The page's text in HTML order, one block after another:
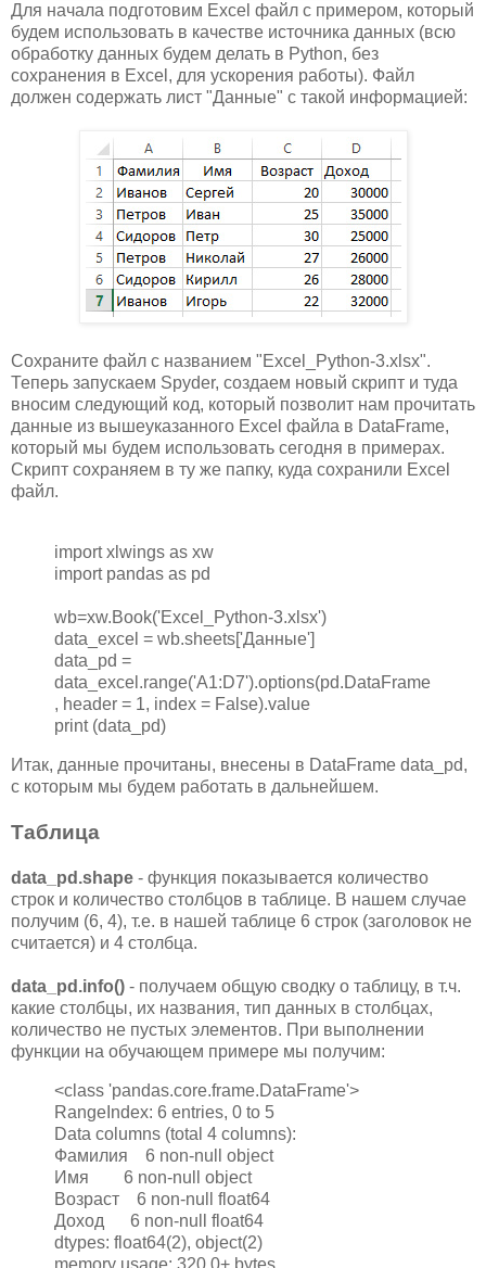
Для начала подготовим Excel файл с примером, который
будем использовать в качестве источника данных (всю
обработку данных будем делать в Python, без
сохранения в Excel, для ускорения работы). Файл
должен содержать лист "Данные" с такой информацией:
Сохраните файл с названием "Excel_Python-3.xlsx".
Теперь запускаем Spyder, создаем новый скрипт и туда
вносим следующий код, который позволит нам прочитать
данные из вышеуказанного Excel файла в DataFrame,
который мы будем использовать сегодня в примерах.
Скрипт сохраняем в ту же папку, куда сохранили Excel
файл.
import xlwings as xw
import pandas as pd
wb=xw.Book('Excel_Python-3.xlsx')
data_excel = wb.sheets['Данные']
data_pd =
data_excel.range('A1:D7').options(pd.DataFrame
, header = 1, index = False).value
print (data_pd)
Итак, данные прочитаны, внесены в DataFrame data_pd,
с которым мы будем работать в дальнейшем.
Таблица
data_pd.shape - функция показывается количество
строк и количество столбцов в таблице. В нашем случае
получим (6, 4), т.е. в нашей таблице 6 строк (заголовок не
считается) и 4 столбца.
data_pd.info() - получаем общую сводку о таблицу, в т.ч.
какие столбцы, их названия, тип данных в столбцах,
количество не пустых элементов. При выполнении
функции на обучающем примере мы получим:
<class 'pandas.core.frame.DataFrame'>
RangeIndex: 6 entries, 0 to 5
Data columns (total 4 columns):
Фамилия 6 non-null object
Имя 6 non-null object
Возраст 6 non-null float64
Доход 6 non-null float64
dtypes: float64(2), object(2)
memory usage: 320.0+ bytes